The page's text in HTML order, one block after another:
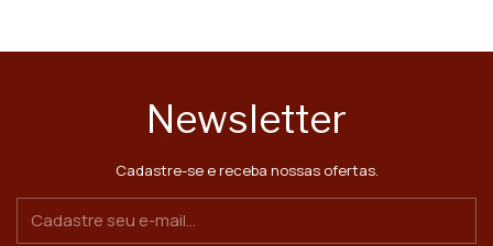
Newsletter
Cadastre-se e receba nossas ofertas.